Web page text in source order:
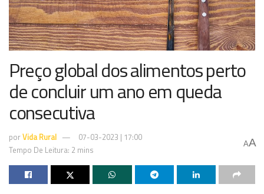
Preço global dos alimentos perto
de concluir um ano em queda
consecutiva
porVida Rural
07-03-2023 | 17:00
Tempo De Leitura: 2 mins
AA